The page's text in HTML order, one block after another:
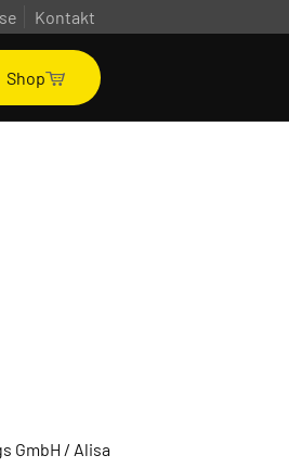
Kontakt
Shop
GmbH / Alisa